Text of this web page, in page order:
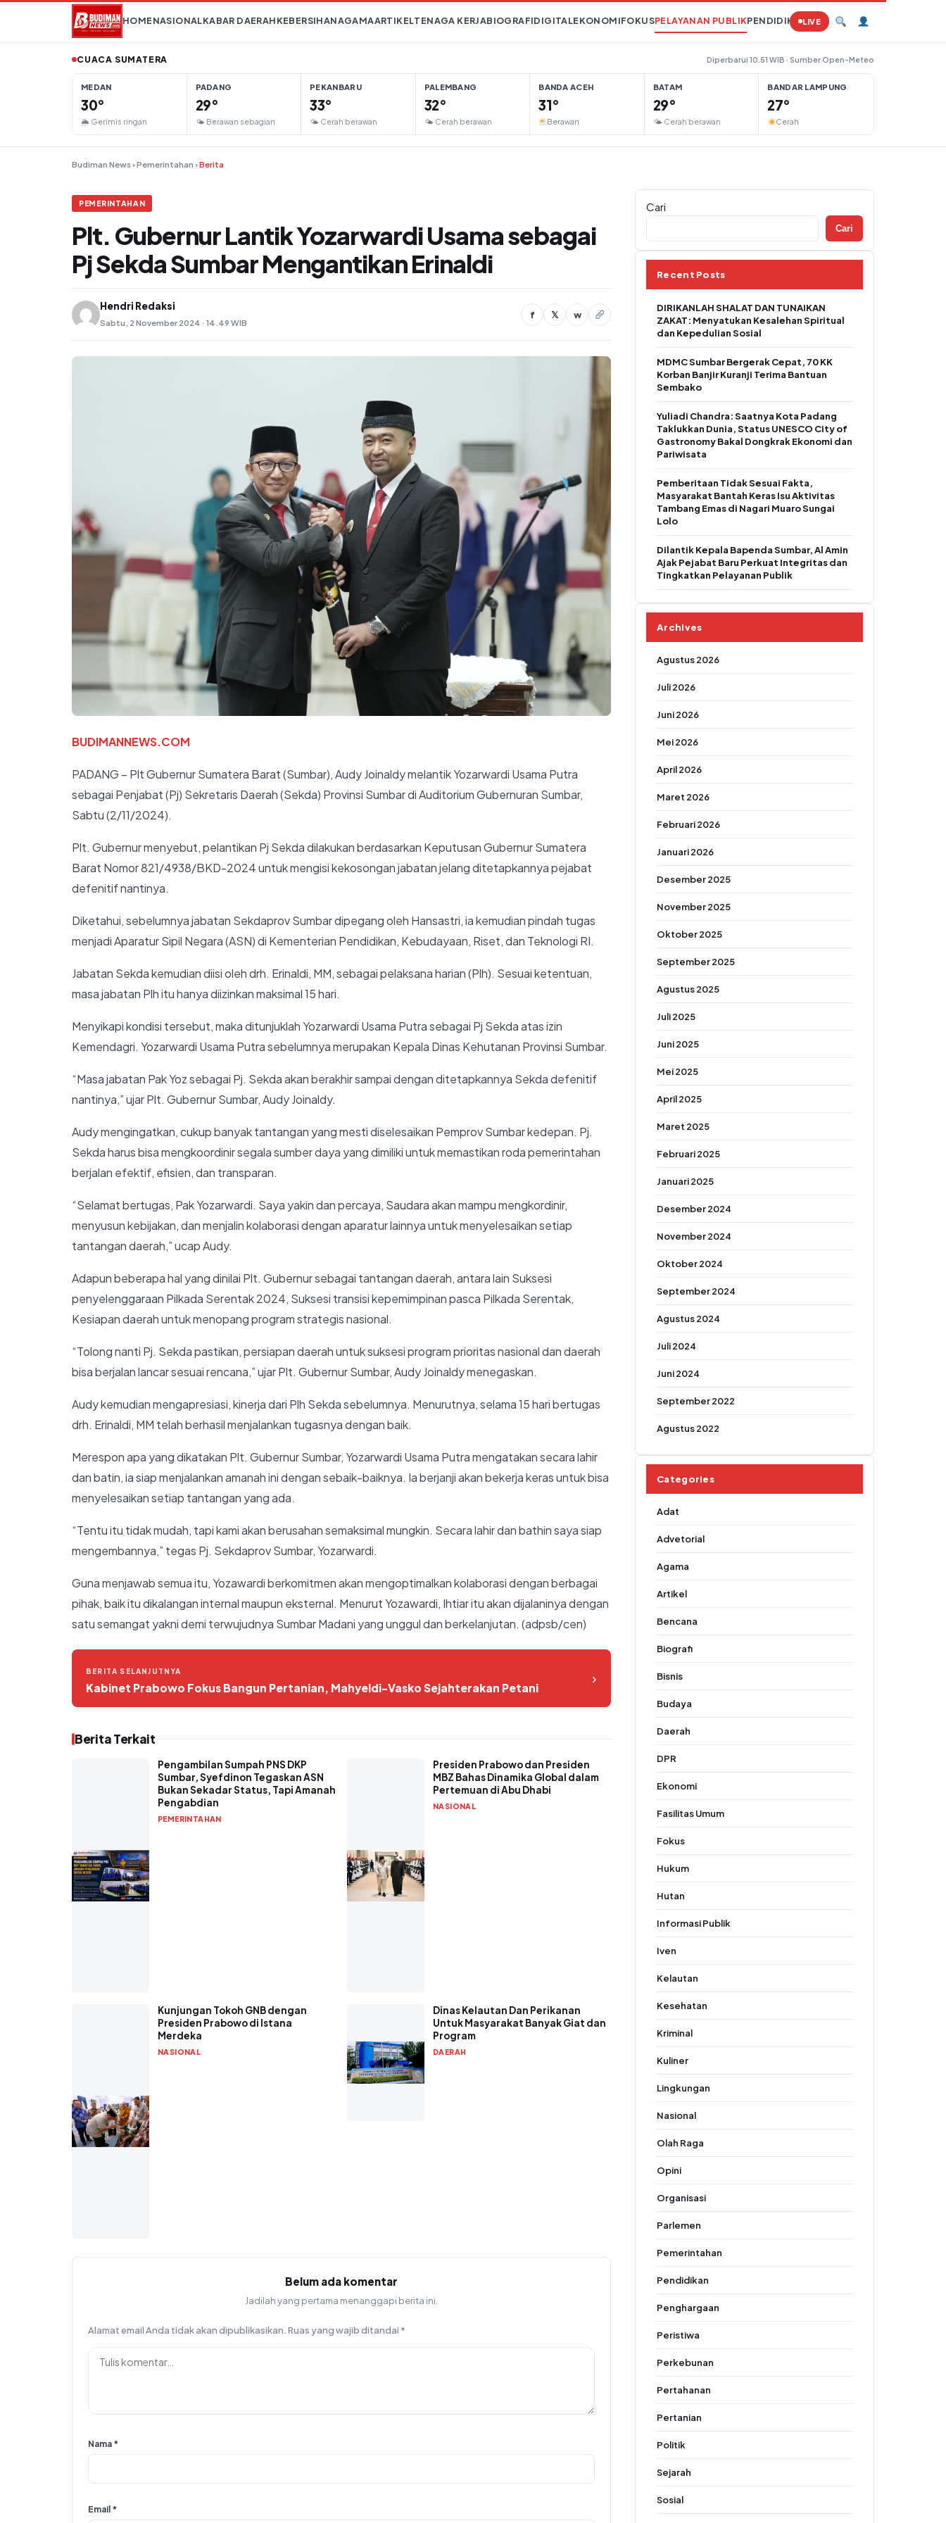
Lompat ke konten
HOMENASIONALKABAR DAERAHKEBERSIHANAGAMAARTIKELTENAGA KERJABIOGRAFIDIGITALEKONOMIFOKUSPELAYANAN PUBLIKPENDIDIKAN PERTANIANHUKUM
LIVE
CUACA SUMATERA Diperbarui 10.51 WIB · Sumber Open-Meteo
MEDAN
30°
🌦 Gerimis ringan
PADANG
29°
🌤 Berawan sebagian
PEKANBARU
33°
🌤 Cerah berawan
PALEMBANG
32°
🌤 Cerah berawan
BANDA ACEH
31°
Berawan
BATAM
29°
🌤 Cerah berawan
BANDAR LAMPUNG
27°
Cerah
Budiman News ›Pemerintahan ›Berita
PEMERINTAHAN
Plt. Gubernur Lantik Yozarwardi Usama sebagai
Pj Sekda Sumbar Mengantikan Erinaldi
Hendri Redaksi
Sabtu, 2 November 2024 · 14.49 WIB
f 𝕏 w
BUDIMANNEWS.COM
PADANG – Plt Gubernur Sumatera Barat (Sumbar), Audy Joinaldy melantik Yozarwardi Usama Putra
sebagai Penjabat (Pj) Sekretaris Daerah (Sekda) Provinsi Sumbar di Auditorium Gubernuran Sumbar,
Sabtu (2/11/2024).
Plt. Gubernur menyebut, pelantikan Pj Sekda dilakukan berdasarkan Keputusan Gubernur Sumatera
Barat Nomor 821/4938/BKD-2024 untuk mengisi kekosongan jabatan jelang ditetapkannya pejabat
defenitif nantinya.
Diketahui, sebelumnya jabatan Sekdaprov Sumbar dipegang oleh Hansastri, ia kemudian pindah tugas
menjadi Aparatur Sipil Negara (ASN) di Kementerian Pendidikan, Kebudayaan, Riset, dan Teknologi RI.
Jabatan Sekda kemudian diisi oleh drh. Erinaldi, MM, sebagai pelaksana harian (Plh). Sesuai ketentuan,
masa jabatan Plh itu hanya diizinkan maksimal 15 hari.
Menyikapi kondisi tersebut, maka ditunjuklah Yozarwardi Usama Putra sebagai Pj Sekda atas izin
Kemendagri. Yozarwardi Usama Putra sebelumnya merupakan Kepala Dinas Kehutanan Provinsi Sumbar.
“Masa jabatan Pak Yoz sebagai Pj. Sekda akan berakhir sampai dengan ditetapkannya Sekda defenitif
nantinya,” ujar Plt. Gubernur Sumbar, Audy Joinaldy.
Audy mengingatkan, cukup banyak tantangan yang mesti diselesaikan Pemprov Sumbar kedepan. Pj.
Sekda harus bisa mengkoordinir segala sumber daya yang dimiliki untuk memastikan roda pemerintahan
berjalan efektif, efisien, dan transparan.
“Selamat bertugas, Pak Yozarwardi. Saya yakin dan percaya, Saudara akan mampu mengkordinir,
menyusun kebijakan, dan menjalin kolaborasi dengan aparatur lainnya untuk menyelesaikan setiap
tantangan daerah,” ucap Audy.
Adapun beberapa hal yang dinilai Plt. Gubernur sebagai tantangan daerah, antara lain Suksesi
penyelenggaraan Pilkada Serentak 2024, Suksesi transisi kepemimpinan pasca Pilkada Serentak,
Kesiapan daerah untuk menopang program strategis nasional.
“Tolong nanti Pj. Sekda pastikan, persiapan daerah untuk suksesi program prioritas nasional dan daerah
bisa berjalan lancar sesuai rencana,” ujar Plt. Gubernur Sumbar, Audy Joinaldy menegaskan.
Audy kemudian mengapresiasi, kinerja dari Plh Sekda sebelumnya. Menurutnya, selama 15 hari bertugas
drh. Erinaldi, MM telah berhasil menjalankan tugasnya dengan baik.
Merespon apa yang dikatakan Plt. Gubernur Sumbar, Yozarwardi Usama Putra mengatakan secara lahir
dan batin, ia siap menjalankan amanah ini dengan sebaik-baiknya. Ia berjanji akan bekerja keras untuk bisa
menyelesaikan setiap tantangan yang ada.
“Tentu itu tidak mudah, tapi kami akan berusahan semaksimal mungkin. Secara lahir dan bathin saya siap
mengembannya,” tegas Pj. Sekdaprov Sumbar, Yozarwardi.
Guna menjawab semua itu, Yozawardi berkomitmen akan mengoptimalkan kolaborasi dengan berbagai
pihak, baik itu dikalangan internal maupun eksternal. Menurut Yozawardi, Ihtiar itu akan dijalaninya dengan
satu semangat yakni demi terwujudnya Sumbar Madani yang unggul dan berkelanjutan. (adpsb/cen)
BERITA SELANJUTNYA
Kabinet Prabowo Fokus Bangun Pertanian, Mahyeldi-Vasko Sejahterakan Petani ›
Berita Terkait
Pengambilan Sumpah PNS DKP
Sumbar, Syefdinon Tegaskan ASN
Bukan Sekadar Status, Tapi Amanah
Pengabdian
PEMERINTAHAN
Presiden Prabowo dan Presiden
MBZ Bahas Dinamika Global dalam
Pertemuan di Abu Dhabi
NASIONAL
Kunjungan Tokoh GNB dengan
Presiden Prabowo di Istana
Merdeka
NASIONAL
Dinas Kelautan Dan Perikanan
Untuk Masyarakat Banyak Giat dan
Program
DAERAH
Belum ada komentar
Jadilah yang pertama menanggapi berita ini.
Alamat email Anda tidak akan dipublikasikan. Ruas yang wajib ditandai *
Nama *
Email *
Cari
Cari
Recent Posts
DIRIKANLAH SHALAT DAN TUNAIKAN
ZAKAT: Menyatukan Kesalehan Spiritual
dan Kepedulian Sosial
MDMC Sumbar Bergerak Cepat, 70 KK
Korban Banjir Kuranji Terima Bantuan
Sembako
Yuliadi Chandra: Saatnya Kota Padang
Taklukkan Dunia, Status UNESCO City of
Gastronomy Bakal Dongkrak Ekonomi dan
Pariwisata
Pemberitaan Tidak Sesuai Fakta,
Masyarakat Bantah Keras Isu Aktivitas
Tambang Emas di Nagari Muaro Sungai
Lolo
Dilantik Kepala Bapenda Sumbar, Al Amin
Ajak Pejabat Baru Perkuat Integritas dan
Tingkatkan Pelayanan Publik
Archives
Agustus 2026
Juli 2026
Juni 2026
Mei 2026
April 2026
Maret 2026
Februari 2026
Januari 2026
Desember 2025
November 2025
Oktober 2025
September 2025
Agustus 2025
Juli 2025
Juni 2025
Mei 2025
April 2025
Maret 2025
Februari 2025
Januari 2025
Desember 2024
November 2024
Oktober 2024
September 2024
Agustus 2024
Juli 2024
Juni 2024
September 2022
Agustus 2022
Categories
Adat
Advetorial
Agama
Artikel
Bencana
Biografi
Bisnis
Budaya
Daerah
DPR
Ekonomi
Fasilitas Umum
Fokus
Hukum
Hutan
Informasi Publik
Iven
Kelautan
Kesehatan
Kriminal
Kuliner
Lingkungan
Nasional
Olah Raga
Opini
Organisasi
Parlemen
Pemerintahan
Pendidikan
Penghargaan
Peristiwa
Perkebunan
Pertahanan
Pertanian
Politik
Sejarah
Sosial